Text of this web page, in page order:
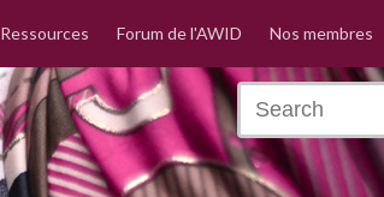
Ressources Forum de l'AWID Nos membres